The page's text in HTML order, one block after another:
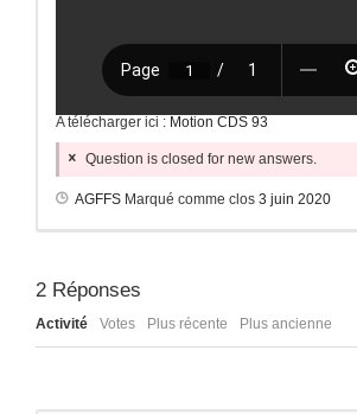
A télécharger ici : Motion CDS 93
Question is closed for new answers.
AGFFS Marqué comme clos 3 juin 2020
2 Réponses
Activité Votes Plus récente Plus ancienne